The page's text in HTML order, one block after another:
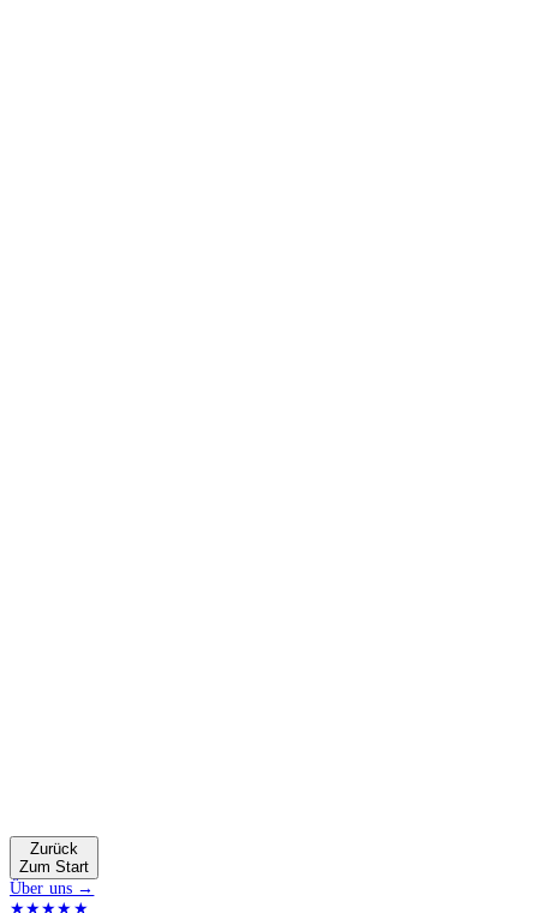
Zurück
Zum Start
Über uns →
★★★★★